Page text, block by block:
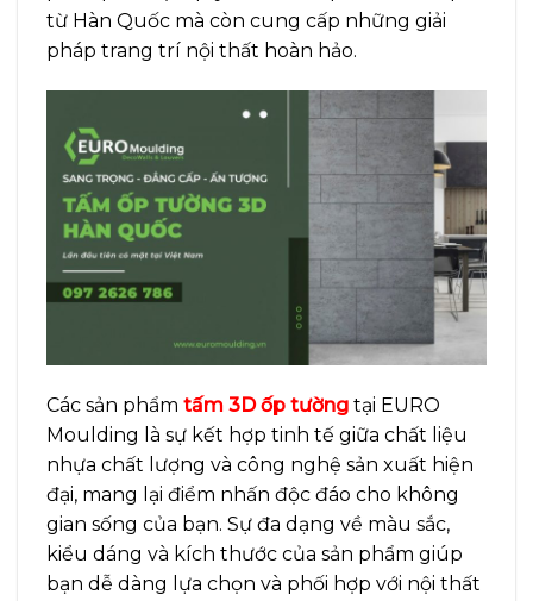
từ Hàn Quốc mà còn cung cấp những giải
pháp trang trí nội thất hoàn hảo.
Các sản phẩm tấm 3D ốp tường tại EURO
Moulding là sự kết hợp tinh tế giữa chất liệu
nhựa chất lượng và công nghệ sản xuất hiện
đại, mang lại điểm nhấn độc đáo cho không
gian sống của bạn. Sự đa dạng về màu sắc,
kiểu dáng và kích thước của sản phẩm giúp
bạn dễ dàng lựa chọn và phối hợp với nội thất